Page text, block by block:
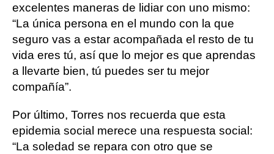
excelentes maneras de lidiar con uno mismo:
“La única persona en el mundo con la que
seguro vas a estar acompañada el resto de tu
vida eres tú, así que lo mejor es que aprendas
a llevarte bien, tú puedes ser tu mejor
compañía”.
Por último, Torres nos recuerda que esta
epidemia social merece una respuesta social:
“La soledad se repara con otro que se